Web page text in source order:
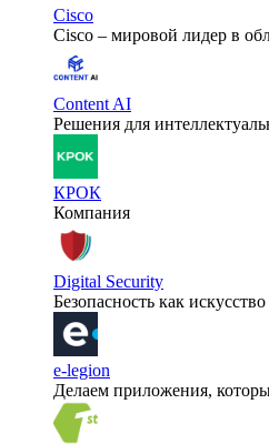
Cisco
Cisco – мировой лидер в
Content AI
Решения для
КРОК
Компания
Digital Security
Безопасность как искусство
e-legion
Делаем приложения,